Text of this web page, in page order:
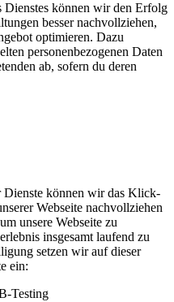
Dienstes können wir den Erfolg
besser nachvollziehen,
optimieren. Dazu
personenbezogenen Daten
ab, sofern du deren
Dienste können wir das Klick-
Webseite nachvollziehen
unsere Webseite zu
insgesamt laufend zu
setzen wir auf dieser
ein:
Testing